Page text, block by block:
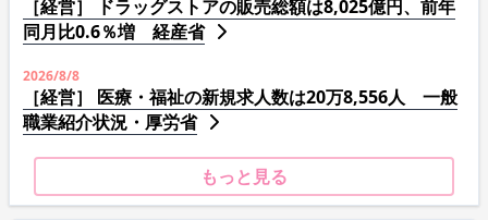
［経営］ ドラッグストアの販売総額は8,025億円、前年
同月比0.6％増 経産省
2026/8/8
［経営］ 医療・福祉の新規求人数は20万8,556人 一般
職業紹介状況・厚労省
もっと見る